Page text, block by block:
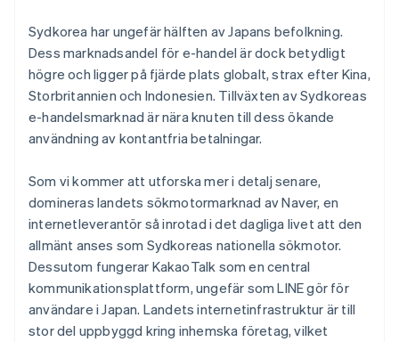
Sydkorea har ungefär hälften av Japans befolkning.
Dess marknadsandel för e-handel är dock betydligt
högre och ligger på fjärde plats globalt, strax efter Kina,
Storbritannien och Indonesien. Tillväxten av Sydkoreas
e-handelsmarknad är nära knuten till dess ökande
användning av kontantfria betalningar.
Som vi kommer att utforska mer i detalj senare,
domineras landets sökmotormarknad av Naver, en
internetleverantör så inrotad i det dagliga livet att den
allmänt anses som Sydkoreas nationella sökmotor.
Dessutom fungerar KakaoTalk som en central
kommunikationsplattform, ungefär som LINE gör för
användare i Japan. Landets internetinfrastruktur är till
stor del uppbyggd kring inhemska företag, vilket